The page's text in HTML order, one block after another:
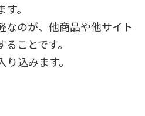
。
なのが、他商品や他サイト
ことです。
込みます。